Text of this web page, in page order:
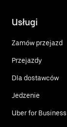
Usługi
Zamów przejazd
Przejazdy
Dla dostawców
Jedzenie
Uber for Business